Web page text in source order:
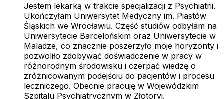
Jestem lekarką w trakcie specjalizacji z Psychiatrii.
Ukończyłam Uniwersytet Medyczny im. Piastów
Śląskich we Wrocławiu. Część studiów odbyłam na
Uniwersytecie Barcelońskim oraz Uniwersytecie w
Maladze, co znacznie poszerzyło moje horyzonty i
pozwoliło zdobywać doświadczenie w pracy w
różnorodnym środowisku i czerpać wiedzę o
zróżnicowanym podejściu do pacjentów i procesu
leczniczego. Obecnie pracuję w Wojewódzkim
Szpitalu Psychiatrycznym w Złotoryi.